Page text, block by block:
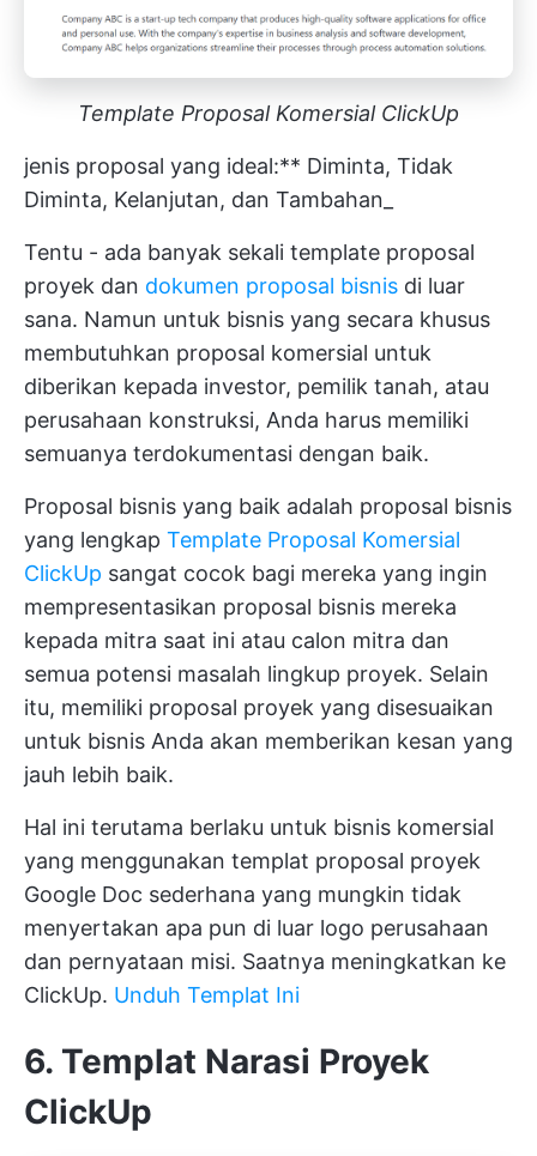
Template Proposal Komersial ClickUp
jenis proposal yang ideal:** Diminta, Tidak
Diminta, Kelanjutan, dan Tambahan_
Tentu - ada banyak sekali template proposal
proyek dan dokumen proposal bisnis di luar
sana. Namun untuk bisnis yang secara khusus
membutuhkan proposal komersial untuk
diberikan kepada investor, pemilik tanah, atau
perusahaan konstruksi, Anda harus memiliki
semuanya terdokumentasi dengan baik.
Proposal bisnis yang baik adalah proposal bisnis
yang lengkap Template Proposal Komersial
ClickUp sangat cocok bagi mereka yang ingin
mempresentasikan proposal bisnis mereka
kepada mitra saat ini atau calon mitra dan
semua potensi masalah lingkup proyek. Selain
itu, memiliki proposal proyek yang disesuaikan
untuk bisnis Anda akan memberikan kesan yang
jauh lebih baik.
Hal ini terutama berlaku untuk bisnis komersial
yang menggunakan templat proposal proyek
Google Doc sederhana yang mungkin tidak
menyertakan apa pun di luar logo perusahaan
dan pernyataan misi. Saatnya meningkatkan ke
ClickUp. Unduh Templat Ini
6. Templat Narasi Proyek
ClickUp